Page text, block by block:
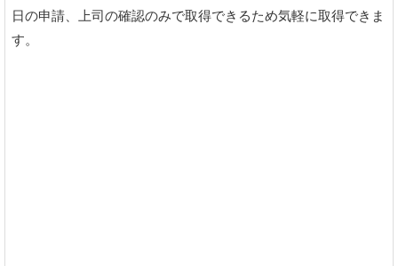
日の申請、上司の確認のみで取得できるため気軽に取得できま
す。